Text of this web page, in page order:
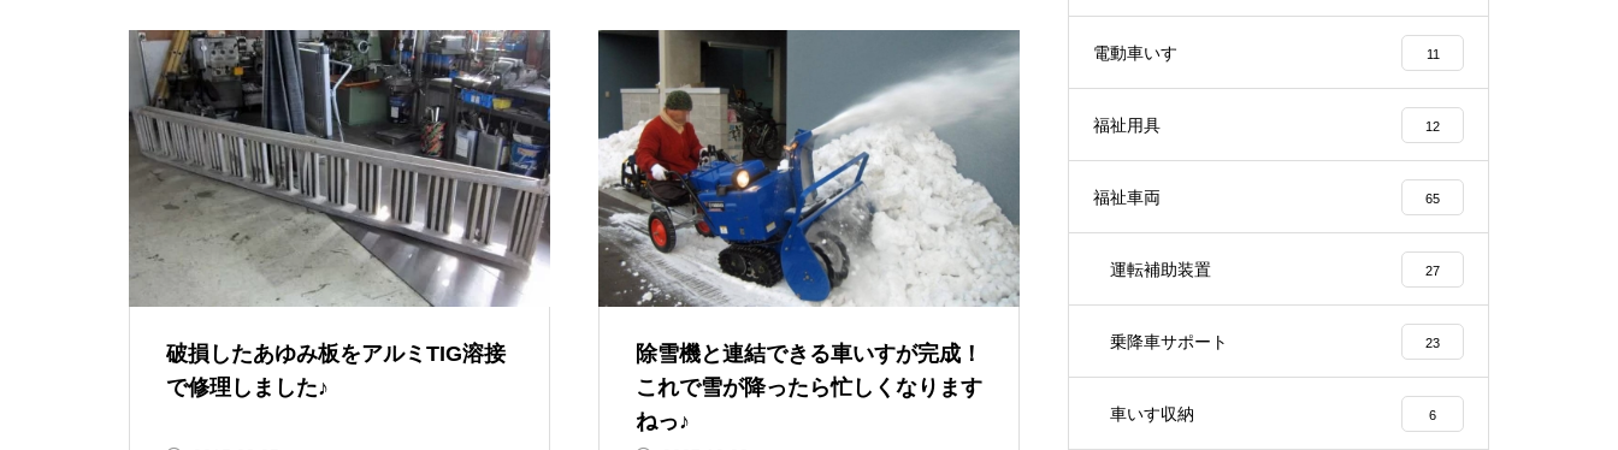
備完了！
大好評です♪
破損したあゆみ板をアルミTIG溶接
で修理しました♪
除雪機と連結できる車いすが完成！
これで雪が降ったら忙しくなります
ねっ♪
電動車いす 11
福祉用具 12
福祉車両 65
運転補助装置 27
乗降車サポート 23
車いす収納 6